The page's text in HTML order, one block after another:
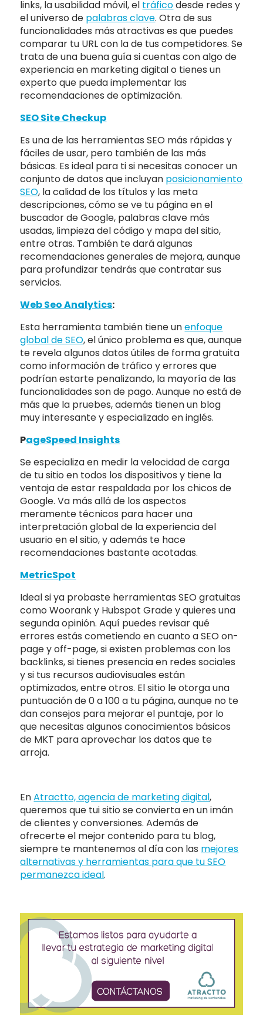
links, la usabilidad móvil, el tráficodesde redes y
el universo de palabras clave. Otra de sus
funcionalidades más atractivas es que puedes
comparar tu URL con la de tus competidores. Se
trata de una buena guía si cuentas con algo de
experiencia en marketing digital o tienes un
experto que pueda implementar las
recomendaciones de optimización.
SEO Site Checkup
Es una de las herramientas SEO más rápidas y
fáciles de usar, pero también de las más
básicas. Es ideal para ti si necesitas conocer un
conjunto de datos que incluyan posicionamiento
SEO, la calidad de los títulos y las meta
descripciones, cómo se ve tu página en el
buscador de Google, palabras clave más
usadas, limpieza del código y mapa del sitio,
entre otras. También te dará algunas
recomendaciones generales de mejora, aunque
para profundizar tendrás que contratar sus
servicios.
Web Seo Analytics:
Esta herramienta también tiene unenfoque
global de SEO, el único problema es que, aunque
te revela algunos datos útiles de forma gratuita
como información de tráfico y errores que
podrían estarte penalizando, la mayoría de las
funcionalidades son de pago. Aunque no está de
más que la pruebes, además tienen un blog
muy interesante y especializado en inglés.
PageSpeed Insights
Se especializa en medir la velocidad de carga
de tu sitio en todos los dispositivos y tiene la
ventaja de estar respaldada por los chicos de
Google. Va más allá de los aspectos
meramente técnicos para hacer una
interpretación global de la experiencia del
usuario en el sitio, y además te hace
recomendaciones bastante acotadas.
MetricSpot
Ideal si ya probaste herramientas SEO gratuitas
como Woorank y Hubspot Grade y quieres una
segunda opinión. Aquí puedes revisar qué
errores estás cometiendo en cuanto a SEO on-
page y off-page, si existen problemas con los
backlinks, si tienes presencia en redes sociales
y si tus recursos audiovisuales están
optimizados, entre otros. El sitio le otorga una
puntuación de 0 a 100 a tu página, aunque no te
dan consejos para mejorar el puntaje, por lo
que necesitas algunos conocimientos básicos
de MKT para aprovechar los datos que te
arroja.
EnAtractto, agencia de marketing digital,
queremos que tui sitio se convierta en un imán
de clientes y conversiones. Además de
ofrecerte el mejor contenido para tu blog,
siempre te mantenemos al día con las mejores
alternativas y herramientas para que tu SEO
permanezca ideal.